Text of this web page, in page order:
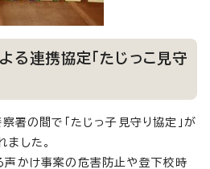
る連携協定「たじっこ見守
署の間で「たじっ子見守り協定」が
した。
声かけ事案の危害防止や登下校時